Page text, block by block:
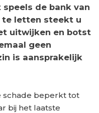
de bank van
te letten steekt u
uitwijken en botst
geen
is aansprakelijk
schade beperkt tot
bij het laatste